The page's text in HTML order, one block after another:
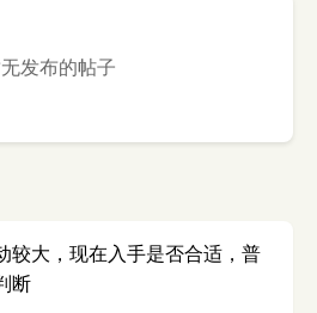
发布的帖子
较大，现在入手是否合适，普
断